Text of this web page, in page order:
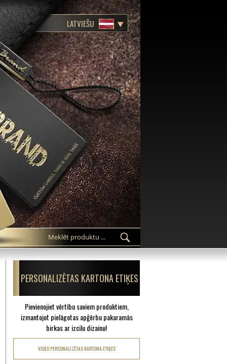
LATVIEŠU
PERSONALIZĒTAS KARTONA ETIĶES
Pievienojiet vērtību saviem produktiem,
izmantojot pielāgotas apģērbu pakaramās
birkas ar izcilu dizainu!
VIDEO PERSONALIZĒTAS KARTONA ETIĶES